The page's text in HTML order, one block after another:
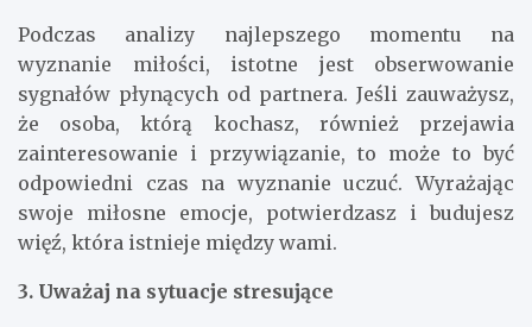
Podczas analizy najlepszego momentu na
wyznanie miłości, istotne jest obserwowanie
sygnałów płynących od partnera. Jeśli zauważysz,
że osoba, którą kochasz, również przejawia
zainteresowanie i przywiązanie, to może to być
odpowiedni czas na wyznanie uczuć. Wyrażając
swoje miłosne emocje, potwierdzasz i budujesz
więź, która istnieje między wami.
3. Uważaj na sytuacje stresujące